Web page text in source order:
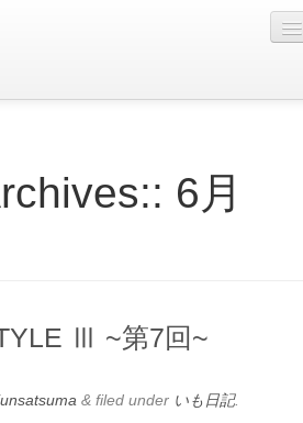
6月
Ⅲ ~第7回~
& filed under いも日記.